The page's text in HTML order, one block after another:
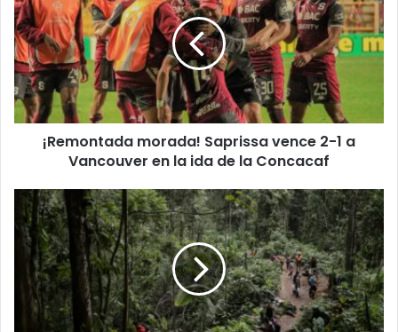
Saprissa
vence
2-
1
a
Vancouver
en
Concacaf
¡Remontada morada! Saprissa vence 2-1 a
Vancouver en la ida de la Concacaf
Panamá
traslada
migrantes
deportados
Estados
Unidos